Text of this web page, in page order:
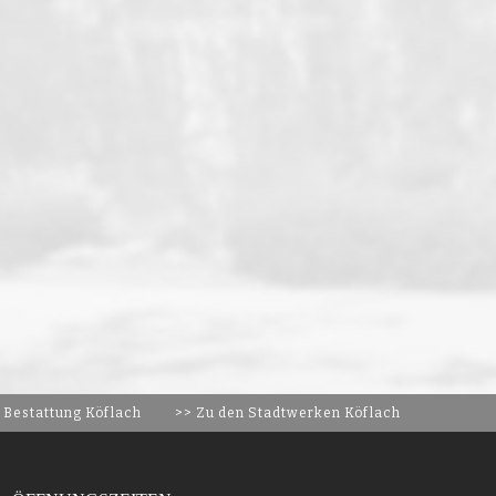
Bestattung Köflach >> Zu den Stadtwerken Köflach